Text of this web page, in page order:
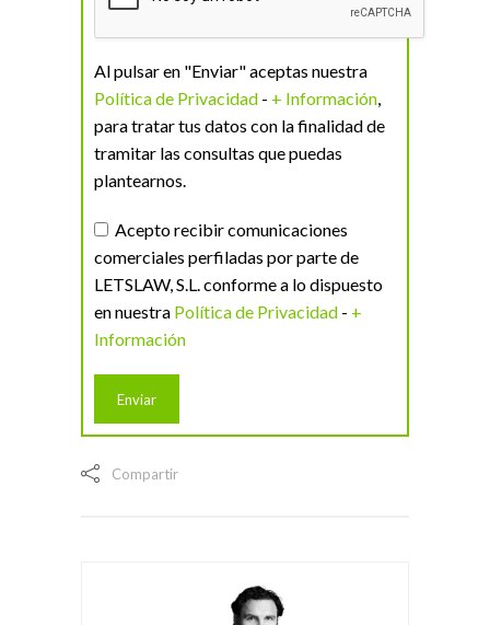
Al pulsar en "Enviar" aceptas nuestra
Política de Privacidad - + Información,
para tratar tus datos con la finalidad de
tramitar las consultas que puedas
plantearnos.
Acepto recibir comunicaciones
comerciales perfiladas por parte de
LETSLAW, S.L. conforme a lo dispuesto
en nuestra Política de Privacidad - +
Información
Compartir